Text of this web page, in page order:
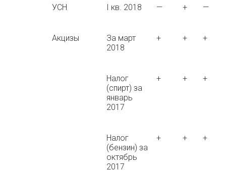
УСН I кв. 2018 — + —
Акцизы
За март
2018
+ + +
Налог
(спирт) за
январь
2017
+ + +
Налог
(бензин) за
октябрь
2017
+ + +